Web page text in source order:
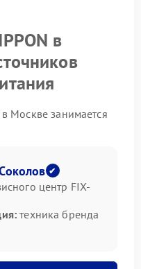
в
Москве занимается
бренда
— источники
серверов,
и другого
или внутренних
свою
Мы обеспечиваем
таких систем в
центр FIX-
техника бренда